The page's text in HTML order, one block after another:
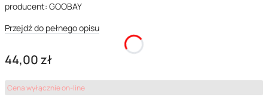
producent: GOOBAY
Przejdź do pełnego opisu
Cena
44,00 zł
Cena wyłącznie on-line